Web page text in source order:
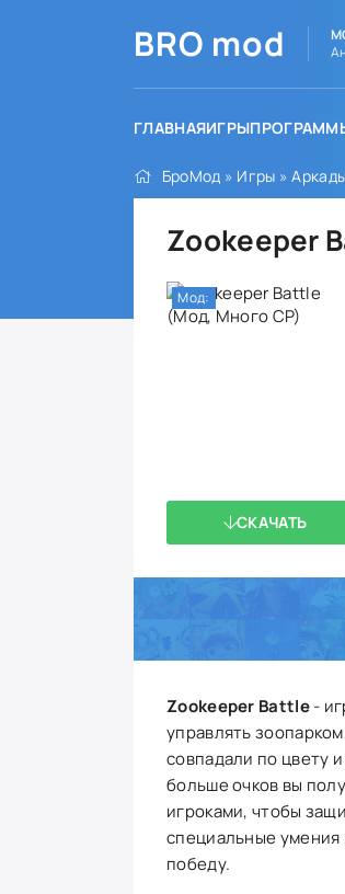
BRO mod
ГЛАВНАЯИГРЫ
БроМод » Игры »
Zookeeper
СКАЧАТЬ
Мод:
Zookeeper Battle-
управлять
совпадали по цвету
больше очков вы
игроками, чтобы
специальные умения
победу.